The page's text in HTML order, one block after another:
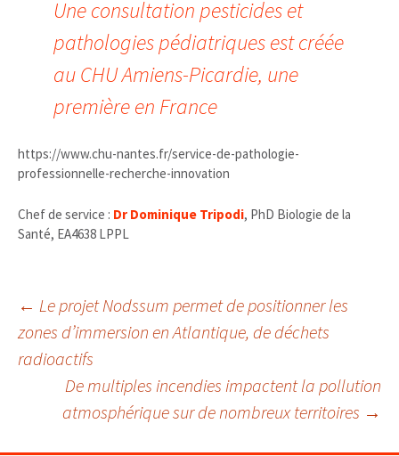
Une consultation pesticides et
pathologies pédiatriques est créée
au CHU Amiens-Picardie, une
première en France
https://www.chu-nantes.fr/service-de-pathologie-
professionnelle-recherche-innovation
Chef de service : Dr Dominique Tripodi, PhD Biologie de la
Santé, EA4638 LPPL
Navigation
des
articles
← Le projet Nodssum permet de positionner les
zones d’immersion en Atlantique, de déchets
radioactifs
De multiples incendies impactent la pollution
atmosphérique sur de nombreux territoires →